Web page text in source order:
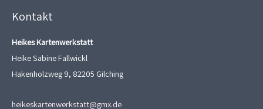
Kontakt
Heikes Kartenwerkstatt
Heike Sabine Fallwickl
Hakenholzweg 9, 82205 Gilching
heikeskartenwerkstatt@gmx.de